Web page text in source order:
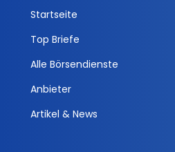
Startseite
Top Briefe
Alle Börsendienste
Anbieter
Artikel & News